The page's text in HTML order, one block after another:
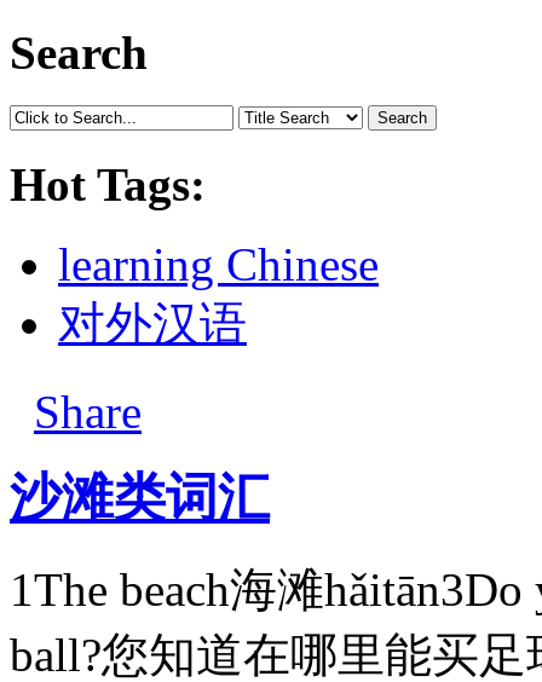
Search
Search
Hot Tags:
learning Chinese
对外汉语
Share
沙滩类词汇
1The beach海滩
ball?您知道在哪里能买足